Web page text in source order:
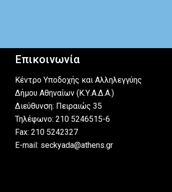
Επικοινωνία
Κέντρο Υποδοχής και Αλληλεγγύης
Δήμου Αθηναίων (Κ.Υ.Α.Δ.Α.)
Διεύθυνση: Πειραιώς 35
Τηλέφωνο: 210 5246515-6
Fax: 210 5242327
E-mail: seckyada@athens.gr